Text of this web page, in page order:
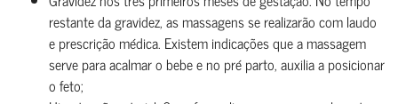
restante da gravidez, as massagens se realizarão com laudo
e prescrição médica. Existem indicações que a massagem
serve para acalmar o bebe e no pré parto, auxilia a posicionar
o feto;